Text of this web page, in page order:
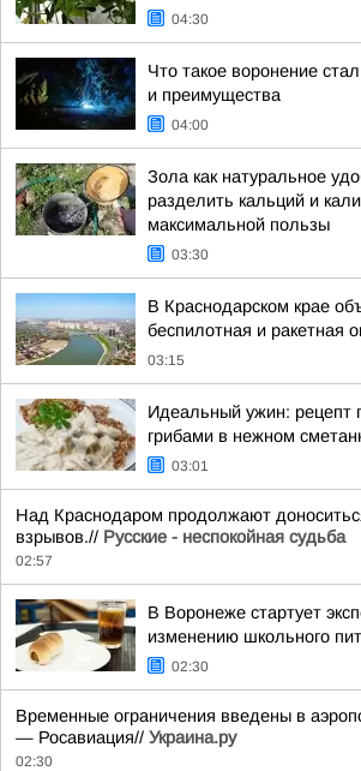
04:30
Что такое воронение
и преимущества
04:00
Зола как натуральное
разделить кальций и
максимальной пользы
03:30
В Краснодарском крае
беспилотная и ракетная
03:15
Идеальный ужин: рецепт
грибами в нежном
03:01
Над Краснодаром продолжают
взрывов.// Русские - неспокойная судьба
02:57
В Воронеже стартует
изменению школьного
02:30
Временные ограничения введены в
— Росавиация// Украина.ру
02:30